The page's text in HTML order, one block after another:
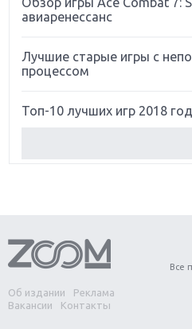
авиаренессанс
Лучшие старые игры с
процессом
Топ-10 лучших игр 2018
Обзор игры Forza Horizon
Две важных новинки для
Divinity Original Sin 2
Об издании
Реклама
Вакансии
Контакты
Все